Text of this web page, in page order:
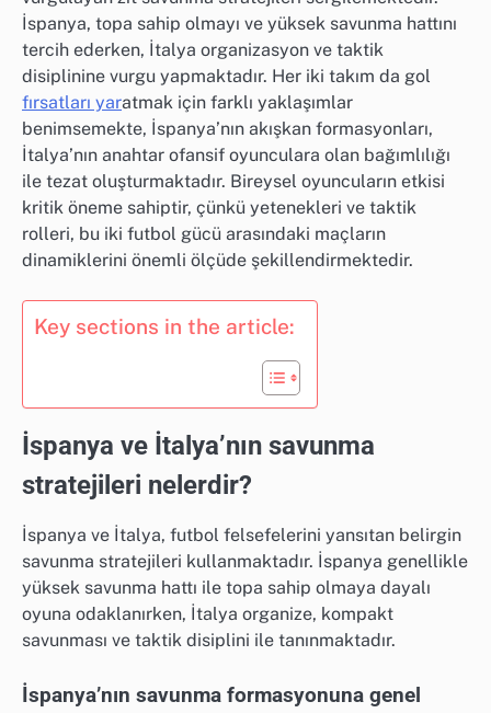
İspanya, topa sahip olmayı ve yüksek savunma hattını
tercih ederken, İtalya organizasyon ve taktik
disiplinine vurgu yapmaktadır. Her iki takım da gol
fırsatları yaratmak için farklı yaklaşımlar
benimsemekte, İspanya’nın akışkan formasyonları,
İtalya’nın anahtar ofansif oyunculara olan bağımlılığı
ile tezat oluşturmaktadır. Bireysel oyuncuların etkisi
kritik öneme sahiptir, çünkü yetenekleri ve taktik
rolleri, bu iki futbol gücü arasındaki maçların
dinamiklerini önemli ölçüde şekillendirmektedir.
Key sections in the article:
İspanya ve İtalya’nın savunma
stratejileri nelerdir?
İspanya ve İtalya, futbol felsefelerini yansıtan belirgin
savunma stratejileri kullanmaktadır. İspanya genellikle
yüksek savunma hattı ile topa sahip olmaya dayalı
oyuna odaklanırken, İtalya organize, kompakt
savunması ve taktik disiplini ile tanınmaktadır.
İspanya’nın savunma formasyonuna genel